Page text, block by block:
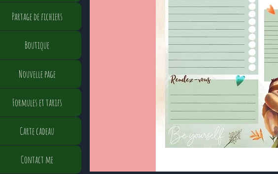
Partage de fichiers
Boutique
Nouvelle page
Formules et tarifs
Carte cadeau
Contact me